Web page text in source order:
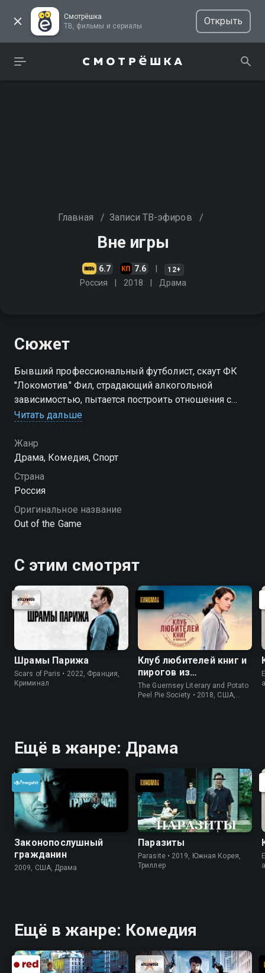
Смотрёшка
ТВ, фильмы и сериалы
Открыть
Главная / Записи ТВ-эфиров /
Вне игры
6.7 7.6 12+
Россия 2018 Драма
Сюжет
Бывший профессиональный футболист, скаут ФК
"Локомотив" Фил, страдающий алкогольной
зависимостью, пытается построить отношения с
матерью талантливого 15-летнего футболиста
пареньку стать великим игроком
Читать дальше
Жанр
Драма, Комедия, Спорт
Страна
Россия
Оригинальное название
Out of the Game
С этим смотрят
Шрамы Парижа
Scars of Paris • 2022, Франция,
Криминал
Клуб любителей книг и
пирогов из
картофельных
очистков
The Guernsey Literary and Potato
Peel Pie Society • 2018, США,
Ещё в жанре: Драма
Законопослушный
гражданин
2009, США, Драма
Паразиты
Parasite • 2019, Южная Корея,
Триллер
Ещё в жанре: Комедия